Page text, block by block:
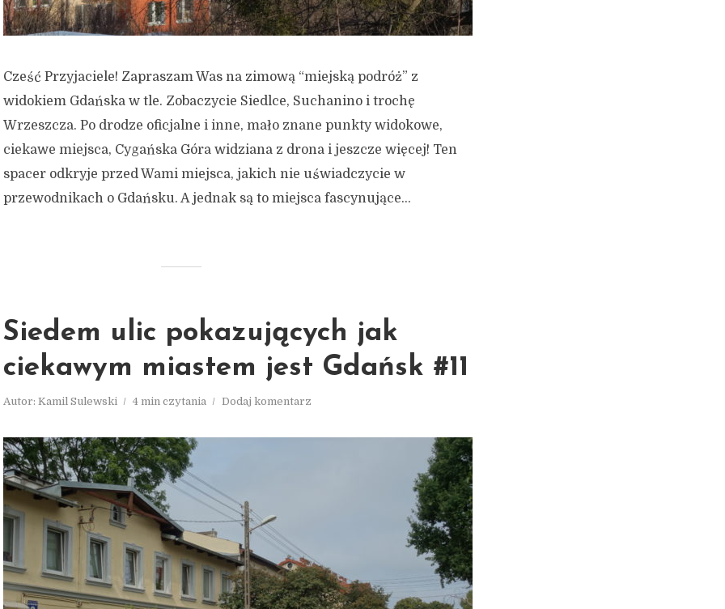
Cześć Przyjaciele! Zapraszam Was na zimową “miejską podróż” z
widokiem Gdańska w tle. Zobaczycie Siedlce, Suchanino i trochę
Wrzeszcza. Po drodze oficjalne i inne, mało znane punkty widokowe,
ciekawe miejsca, Cygańska Góra widziana z drona i jeszcze więcej! Ten
spacer odkryje przed Wami miejsca, jakich nie uświadczycie w
przewodnikach o Gdańsku. A jednak są to miejsca fascynujące...
Siedem ulic pokazujących jak
ciekawym miastem jest Gdańsk #11
Autor: Kamil Sulewski 4 min czytania Dodaj komentarz